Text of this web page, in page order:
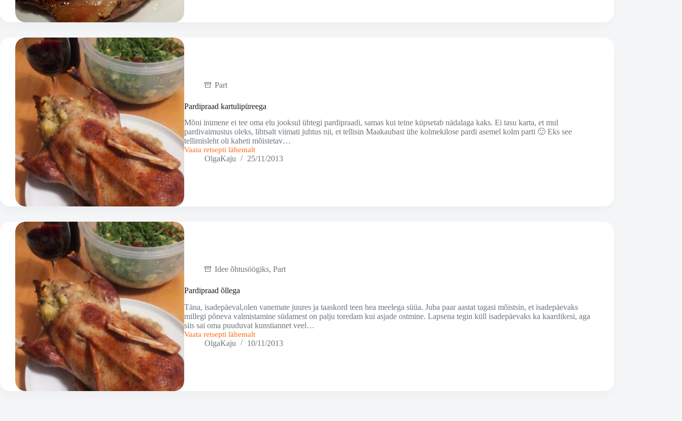
Part
Pardipraad kartulipüreega
Mõni inimene ei tee oma elu jooksul ühtegi pardipraadi, samas kui teine küpsetab nädalaga kaks. Ei tasu karta, et mul
pardivaimustus oleks, lihtsalt viimati juhtus nii, et tellisin Maakaubast ühe kolmekilose pardi asemel kolm parti 🙂 Eks see
tellimisleht oli kaheti mõistetav…
Vaata retsepti lähemalt
Pardipraad
kartulipüreega
OlgaKaju 25/11/2013
Idee õhtusöögiks,Part
Pardipraad õllega
Täna, isadepäeval,olen vanemate juures ja taaskord teen hea meelega süüa. Juba paar aastat tagasi mõistsin, et isadepäevaks
millegi põneva valmistamine südamest on palju toredam kui asjade ostmine. Lapsena tegin küll isadepäevaks ka kaardikesi, aga
siis sai oma puuduvat kunstiannet veel…
Vaata retsepti lähemalt
Pardipraad
OlgaKaju 10/11/2013